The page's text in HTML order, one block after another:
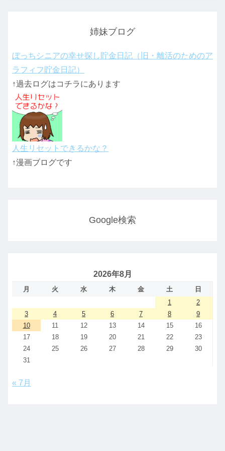
姉妹ブログ
ぼっちシニアの幸せ探し貯金日記（旧・離活のためのア
ラフィフ貯金日記）
↑過去ログはコチラにあります
人生リセットできるかな？
↑漫画ブログです
Google検索
2026年8月
月 火 水 木 金 土
日
1
2
3
4 5 6 7 8
9
10
11 12 13 14 15
16
17
18 19 20 21 22
23
24
25 26 27 28 29
30
31
« 7月